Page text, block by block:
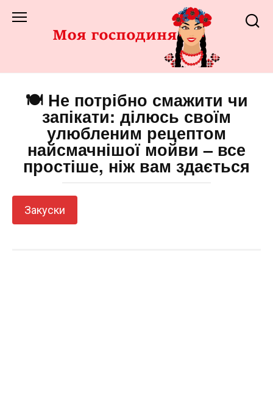
до
🍽️ Не потрібно смажити чи
запікати: ділюсь своїм
улюбленим рецептом
найсмачнішої мойви – все
простіше, ніж вам здається
Закуски